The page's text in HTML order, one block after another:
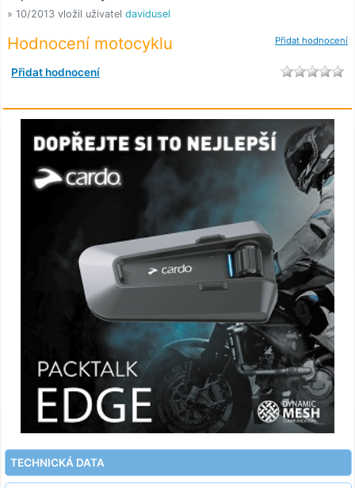
» 10/2013 vložil uživatel davidusel
Přidat hodnocení
Hodnocení motocyklu
Přidat hodnocení
TECHNICKÁ DATA